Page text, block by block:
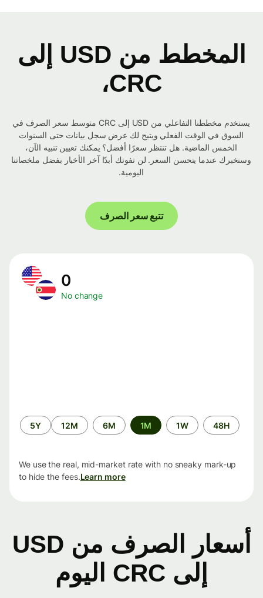
المخطط من USD إلى
CRC،
يستخدم مخططنا التفاعلي من USD إلى CRC متوسط ​​سعر الصرف في
السوق في الوقت الفعلي ويتيح لك عرض سجل بيانات حتى السنوات
الخمس الماضية. هل تنتظر سعرًا أفضل؟ يمكنك تعيين تنبيه الآن،
وسنخبرك عندما يتحسن السعر. لن تفوتك أبدًا آخر الأخبار بفضل ملخصاتنا
اليومية.
تتبع سعر الصرف
No change
الفترة
الزمنية
48H
1W
1M
6M
12M
5Y
We use the real, mid-market rate with no sneaky mark-up
to hide the fees.Learn more
أسعار الصرف من USD
إلى CRC اليوم